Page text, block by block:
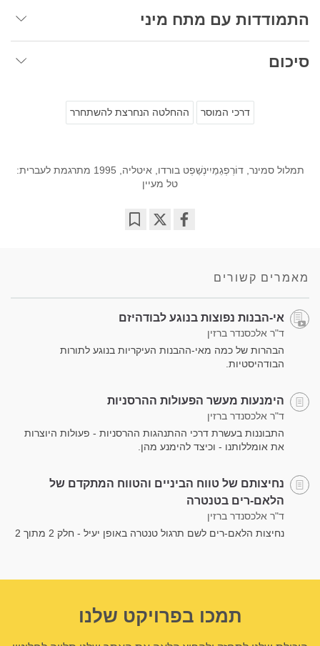
התמודדות עם מתח מיני
סיכום
דרכי המוסר ההחלטה הנחרצת להשתחרר
תמלול סמינר, דוֹרְפְגֵמַיִינְשַׁפְט בורדו, איטליה, 1995 מתרגמת לעברית:
טל מעיין
מאמרים קשורים
אי-הבנות נפוצות בנוגע לבודהיזם
ד"ר אלכסנדר ברזין
הבהרות של כמה מאי-ההבנות העיקריות בנוגע לתורות
הבודהיסטיות.
הימנעות מעשר הפעולות ההרסניות
ד"ר אלכסנדר ברזין
התבוננות בעשרת דרכי ההתנהגות ההרסניות - פעולות היוצרות
את אומללותנו - וכיצד להימנע מהן.
נחיצותם של טווח הביניים והטווח המתקדם של
הלאם-רים בטנטרה
ד"ר אלכסנדר ברזין
נחיצות הלאם-רים לשם תרגול טנטרה באופן יעיל - חלק 2 מתוך 2
תמכו בפרויקט שלנו